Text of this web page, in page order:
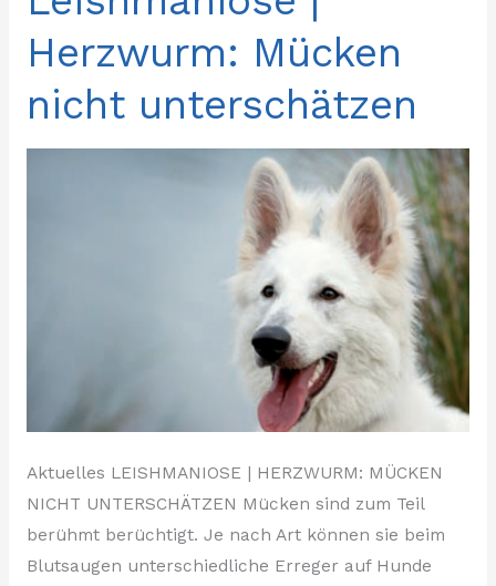
Herzwurm: Mücken
nicht unterschätzen
Aktuelles LEISHMANIOSE | HERZWURM: MÜCKEN
NICHT UNTERSCHÄTZEN Mücken sind zum Teil
berühmt berüchtigt. Je nach Art können sie beim
Blutsaugen unterschiedliche Erreger auf Hunde
Herzwurm:
nicht
unterschätzen